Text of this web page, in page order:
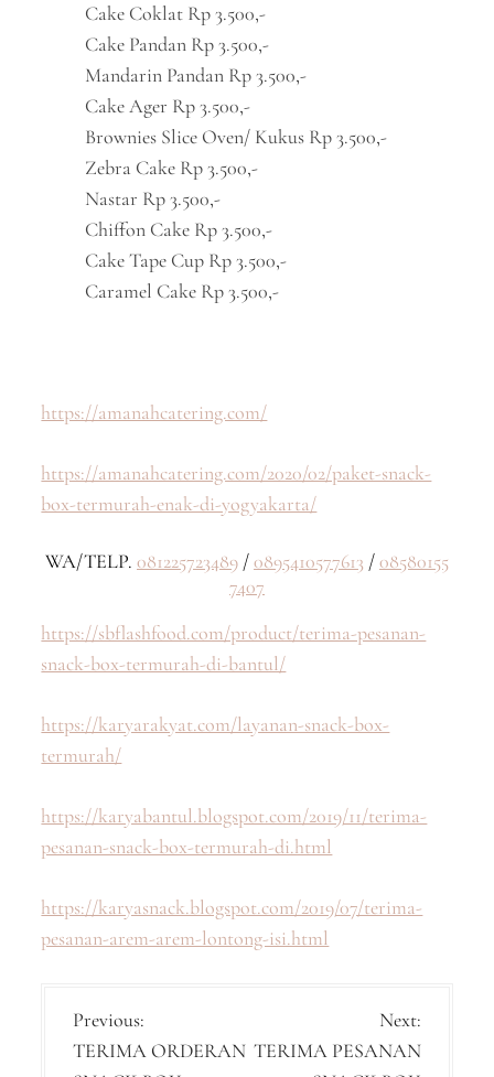
Cake Coklat Rp 3.500,-
Cake Pandan Rp 3.500,-
Mandarin Pandan Rp 3.500,-
Cake Ager Rp 3.500,-
Brownies Slice Oven/ Kukus Rp 3.500,-
Zebra Cake Rp 3.500,-
Nastar Rp 3.500,-
Chiffon Cake Rp 3.500,-
Cake Tape Cup Rp 3.500,-
Caramel Cake Rp 3.500,-
https://amanahcatering.com/
https://amanahcatering.com/2020/02/paket-snack-
box-termurah-enak-di-yogyakarta/
WA/TELP. 081225723489 /0895410577613 /08580155
7407
https://sbflashfood.com/product/terima-pesanan-
snack-box-termurah-di-bantul/
https://karyarakyat.com/layanan-snack-box-
termurah/
https://karyabantul.blogspot.com/2019/11/terima-
pesanan-snack-box-termurah-di.html
https://karyasnack.blogspot.com/2019/07/terima-
pesanan-arem-arem-lontong-isi.html
P
o
Previous:
TERIMA ORDERAN
Next:
TERIMA PESANAN